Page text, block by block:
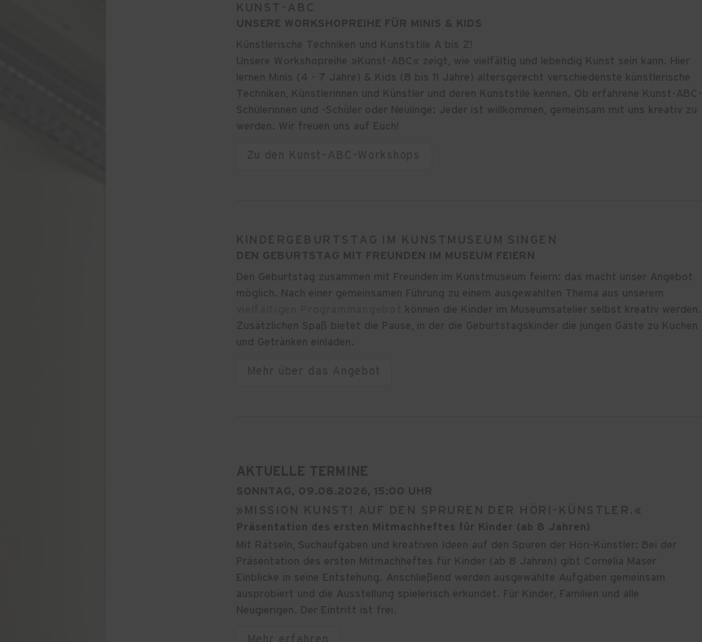
KUNST-ABC
Künstlerische Techniken und Kunststile A bis Z!
Unsere Workshopreihe »Kunst-ABC« zeigt, wie vielfältig und lebendig Kunst sein kann. Hier
lernen Minis (4 - 7 Jahre) & Kids (8 bis 11 Jahre) altersgerecht verschiedenste künstlerische
Techniken, Künstlerinnen und Künstler und deren Kunststile kennen. Ob erfahrene Kunst-ABC-
Schülerinnen und -Schüler oder Neulinge: Jeder ist willkommen, gemeinsam mit uns kreativ zu
werden. Wir freuen uns auf Euch!
KINDERGEBURTSTAG IM KUNSTMUSEUM SINGEN
Den Geburtstag zusammen mit Freunden im Kunstmuseum feiern: das macht unser Angebot
möglich. Nach einer gemeinsamen Führung zu einem ausgewählten Thema aus unserem
können die Kinder im Museumsatelier selbst kreativ werden.
Zusätzlichen Spaß bietet die Pause, in der die Geburtstagskinder die jungen Gäste zu Kuchen
und Getränken einladen.
AKTUELLE TERMINE
»MISSION KUNST! AUF DEN SPRUREN DER HÖRI-KÜNSTLER.«
Präsentation des ersten Mitmachheftes für Kinder (ab 8 Jahren)
Mit Rätseln, Suchaufgaben und kreativen Ideen auf den Spuren der Höri-Künstler: Bei der
Präsentation des ersten Mitmachheftes für Kinder (ab 8 Jahren) gibt Cornelia Maser
Einblicke in seine Entstehung. Anschließend werden ausgewählte Aufgaben gemeinsam
ausprobiert und die Ausstellung spielerisch erkundet. Für Kinder, Familien und alle
Neugierigen. Der Eintritt ist frei.